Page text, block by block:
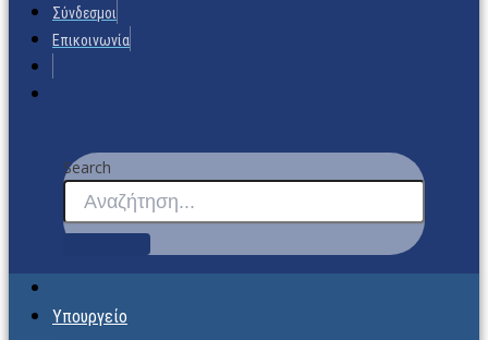
Σύνδεσμοι
Επικοινωνία
Search
Υπουργείο